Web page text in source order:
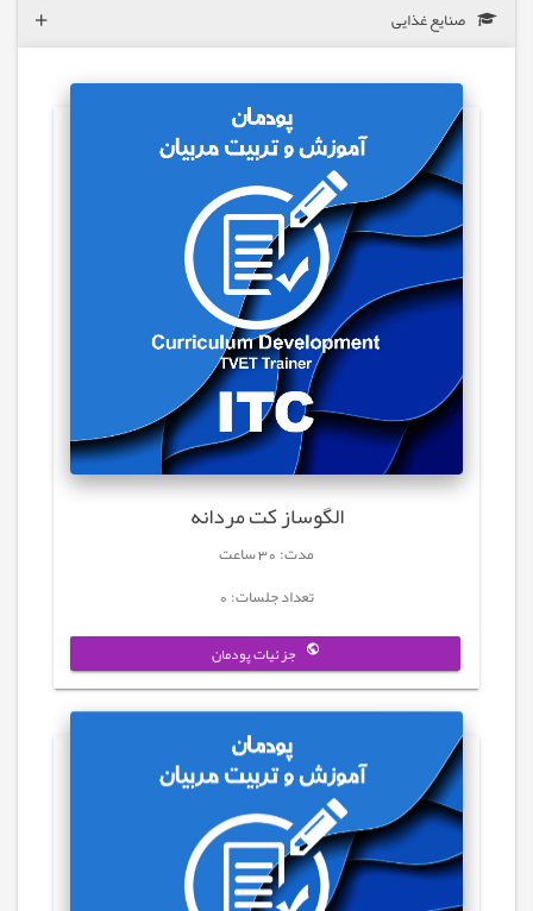
صنایع غذایی
الگوساز کت مردانه
مدت: 30 ساعت
تعداد جلسات: 0
جزئیات پودمان